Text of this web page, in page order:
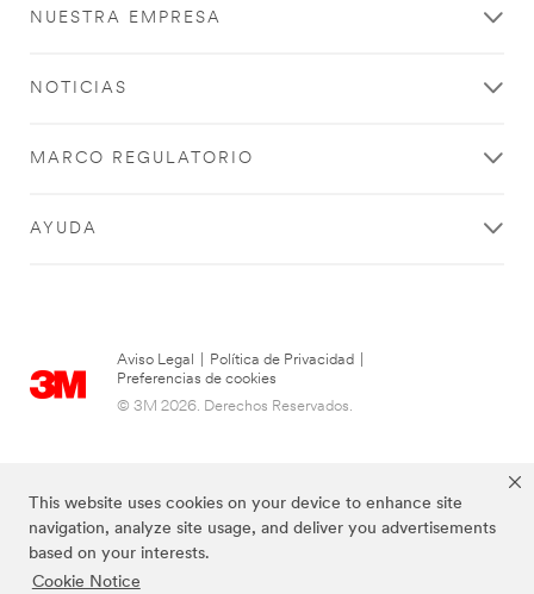
This website uses cookies on your device to enhance site
navigation, analyze site usage, and deliver you advertisements
based on your interests.
Cookie Notice
NUESTRA EMPRESA
NOTICIAS
MARCO REGULATORIO
AYUDA
Aviso Legal Política de Privacidad
Preferencias de cookies
© 3M 2026. Derechos Reservados.